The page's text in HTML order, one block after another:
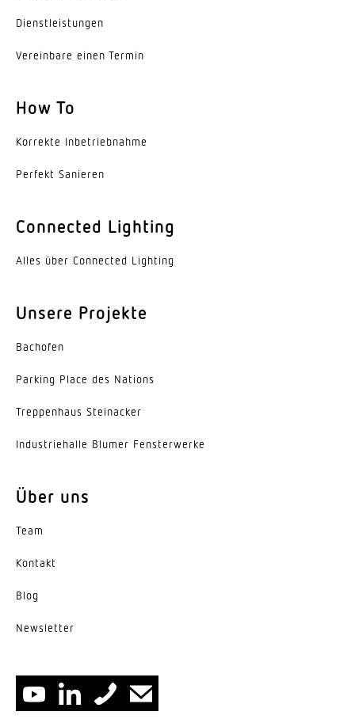
Dienst­leis­tungen
Vereinbare einen Termin
How To
Korrekte Inbe­trieb­nahme
Perfekt Sanieren
Connected Lighting
Alles über Connected Lighting
Unsere Projekte
Bachofen
Parking Place des Nations
Trep­penhaus Steinacker
Indus­trie­halle Blumer Fensterwerke
Über uns
Team
Kontakt
Blog
News­letter